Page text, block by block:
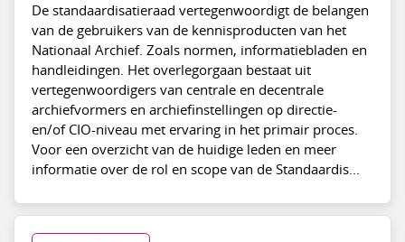
De standaardisatieraad vertegenwoordigt de belangen
van de gebruikers van de kennisproducten van het
Nationaal Archief. Zoals normen, informatiebladen en
handleidingen. Het overlegorgaan bestaat uit
vertegenwoordigers van centrale en decentrale
archiefvormers en archiefinstellingen op directie-
en/of CIO-niveau met ervaring in het primair proces.
Voor een overzicht van de huidige leden en meer
informatie over de rol en scope van de Standaardis...